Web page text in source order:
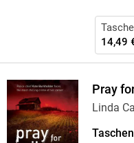
14,49
Pray
Linda